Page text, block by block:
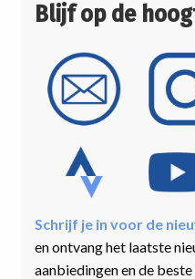
Blijf op de
Schrijf je in voor de
en ontvang het laatste
aanbiedingen en de